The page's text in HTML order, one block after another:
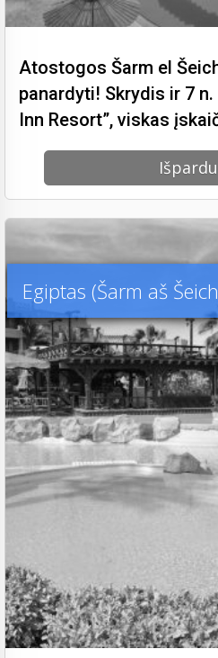
Atostogos Šarm el
panardyti! Skrydis ir 7 n.
Inn Resort”, viskas
Egiptas (Šarm aš